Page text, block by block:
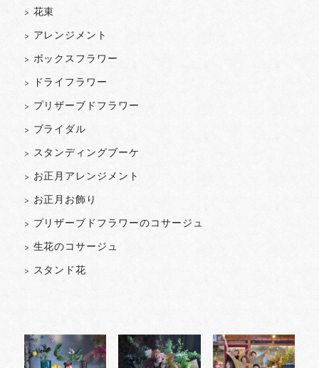
> 花束
> アレンジメント
> ボックスフラワー
> ドライフラワー
> プリザーブドフラワー
> ブライダル
> スタンディングブーケ
> お正月アレンジメント
> お正月お飾り
> プリザーブドフラワーのコサージュ
> 生花のコサージュ
> スタンド花